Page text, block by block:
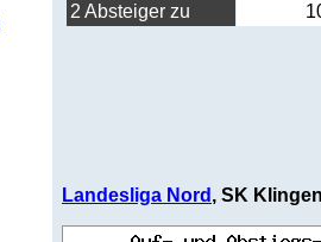
2 Absteiger zu
Landesliga Nord , SK